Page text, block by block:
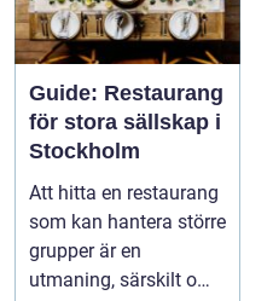
Guide: Restaurang
för stora sällskap i
Stockholm
Att hitta en restaurang
som kan hantera större
grupper är en
utmaning, särskilt om